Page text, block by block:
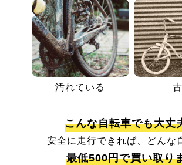
汚れている
こんな自転車でも大丈
安全に走行できれば、どんな
最低500円で買い取り